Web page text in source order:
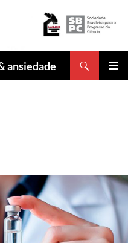
ansiedade